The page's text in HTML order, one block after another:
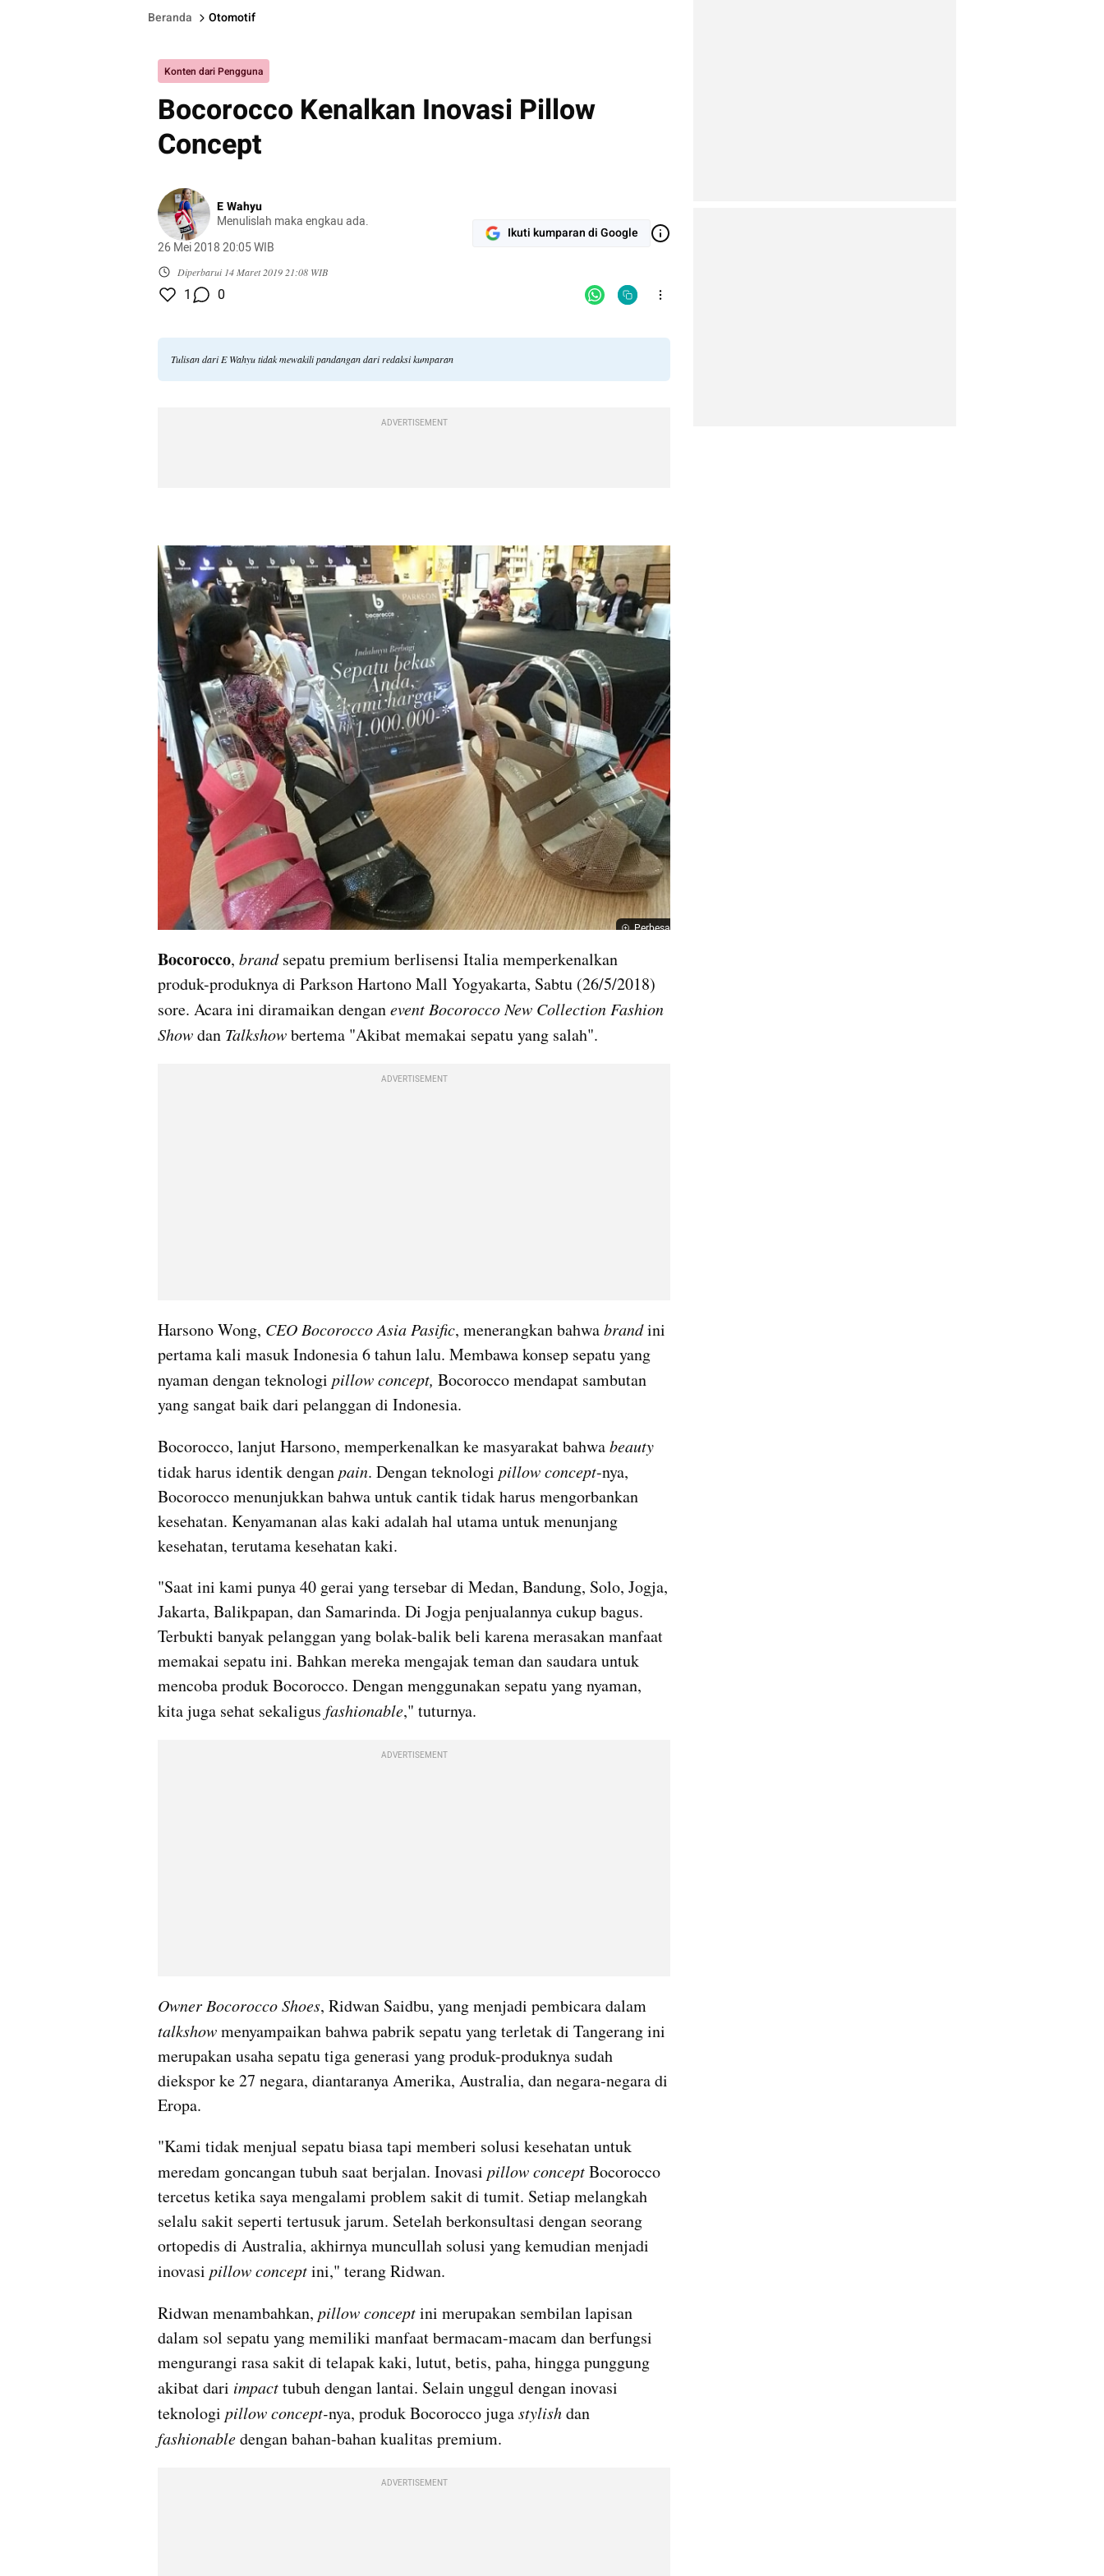
Beranda Otomotif
Konten dari Pengguna
Bocorocco Kenalkan Inovasi Pillow
Concept
E Wahyu
Menulislah maka engkau ada.
26 Mei 2018 20:05 WIB
Diperbarui 14 Maret 2019 21:08 WIB
Ikuti kumparan di Google
1 0
Tulisan dari E Wahyu tidak mewakili pandangan dari redaksi kumparan
ADVERTISEMENT
Perbesar
Bocorocco, brand sepatu premium berlisensi Italia memperkenalkan
produk-produknya di Parkson Hartono Mall Yogyakarta, Sabtu (26/5/2018)
sore. Acara ini diramaikan dengan event Bocorocco New Collection Fashion
Show dan Talkshow bertema "Akibat memakai sepatu yang salah".
ADVERTISEMENT
Harsono Wong, CEO Bocorocco Asia Pasific, menerangkan bahwa brand ini
pertama kali masuk Indonesia 6 tahun lalu. Membawa konsep sepatu yang
nyaman dengan teknologi pillow concept, Bocorocco mendapat sambutan
yang sangat baik dari pelanggan di Indonesia.
Bocorocco, lanjut Harsono, memperkenalkan ke masyarakat bahwa beauty
tidak harus identik dengan pain. Dengan teknologi pillow concept-nya,
Bocorocco menunjukkan bahwa untuk cantik tidak harus mengorbankan
kesehatan. Kenyamanan alas kaki adalah hal utama untuk menunjang
kesehatan, terutama kesehatan kaki.
"Saat ini kami punya 40 gerai yang tersebar di Medan, Bandung, Solo, Jogja,
Jakarta, Balikpapan, dan Samarinda. Di Jogja penjualannya cukup bagus.
Terbukti banyak pelanggan yang bolak-balik beli karena merasakan manfaat
memakai sepatu ini. Bahkan mereka mengajak teman dan saudara untuk
mencoba produk Bocorocco. Dengan menggunakan sepatu yang nyaman,
kita juga sehat sekaligus fashionable," tuturnya.
ADVERTISEMENT
Owner Bocorocco Shoes
talkshow menyampaikan bahwa pabrik sepatu yang terletak di Tangerang ini
merupakan usaha sepatu tiga generasi yang produk-produknya sudah
diekspor ke 27 negara, diantaranya Amerika, Australia, dan negara-negara di
Eropa.
"Kami tidak menjual sepatu biasa tapi memberi solusi kesehatan untuk
meredam goncangan tubuh saat berjalan. Inovasi pillow concept Bocorocco
tercetus ketika saya mengalami problem sakit di tumit. Setiap melangkah
selalu sakit seperti tertusuk jarum. Setelah berkonsultasi dengan seorang
ortopedis di Australia, akhirnya muncullah solusi yang kemudian menjadi
inovasi pillow concept ini," terang Ridwan.
Ridwan menambahkan, pillow concept ini merupakan sembilan lapisan
dalam sol sepatu yang memiliki manfaat bermacam-macam dan berfungsi
mengurangi rasa sakit di telapak kaki, lutut, betis, paha, hingga punggung
akibat dari impact tubuh dengan lantai. Selain unggul dengan inovasi
teknologi pillow concept-nya, produk Bocorocco juga stylish
fashionable dengan bahan-bahan kualitas premium.
ADVERTISEMENT